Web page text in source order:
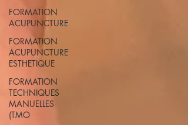
FORMATION
ACUPUNCTURE
FORMATION
ACUPUNCTURE
ESTHETIQUE
FORMATION
TECHNIQUES
MANUELLES
(TMO